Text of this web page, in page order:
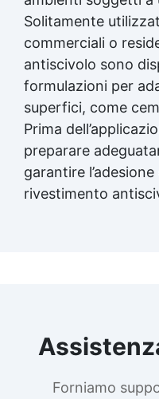
Solitamente
commerciali o
antiscivolo sono
formulazioni per
superfici, come
Prima
preparare
garantire
rivestimento
Forniamo